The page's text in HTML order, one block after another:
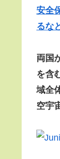
安全
るな
両国
を含
域全
空宇